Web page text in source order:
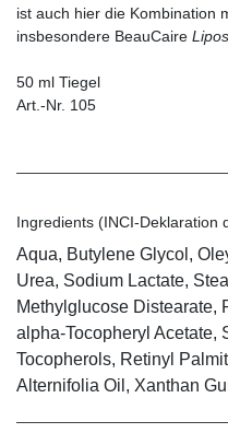
ist auch hier die Kombination
insbesondere BeauCaire
50 ml Tiegel
Art.-Nr. 105
Ingredients (INCI-Deklaration
Aqua, Butylene Glycol,
Urea, Sodium Lactate,
Methylglucose Distearate,
alpha-Tocopheryl Acetate,
Tocopherols, Retinyl
Alternifolia Oil, Xanthan